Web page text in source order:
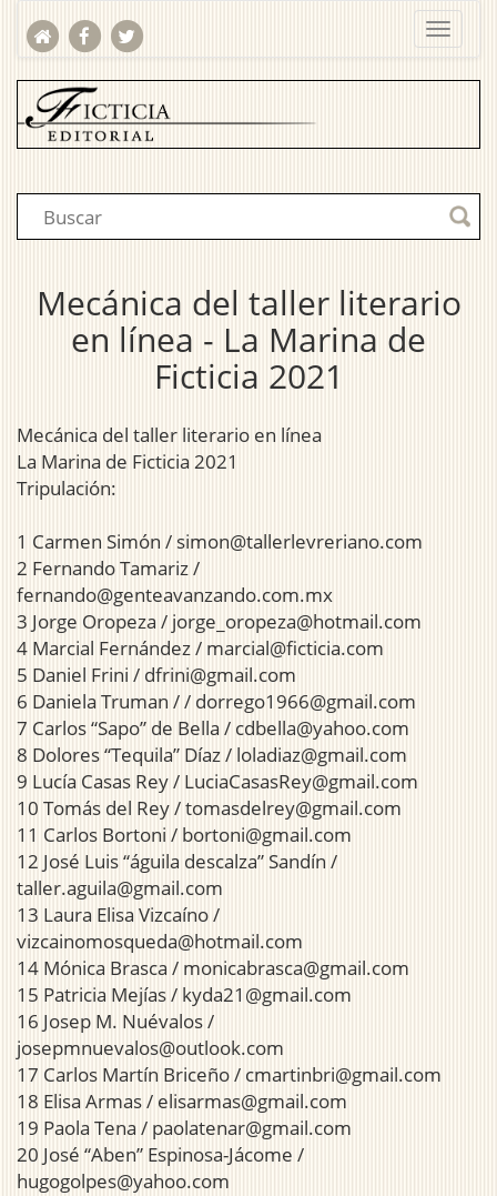
Mecánica del taller literario
en línea - La Marina de
Ficticia 2021
Mecánica del taller literario en línea
La Marina de Ficticia 2021
Tripulación:
1 Carmen Simón / simon@tallerlevreriano.com
2 Fernando Tamariz /
fernando@genteavanzando.com.mx
3 Jorge Oropeza / jorge_oropeza@hotmail.com
4 Marcial Fernández / marcial@ficticia.com
5 Daniel Frini / dfrini@gmail.com
6 Daniela Truman / / dorrego1966@gmail.com
7 Carlos “Sapo” de Bella / cdbella@yahoo.com
8 Dolores “Tequila” Díaz / loladiaz@gmail.com
9 Lucía Casas Rey / LuciaCasasRey@gmail.com
10 Tomás del Rey / tomasdelrey@gmail.com
11 Carlos Bortoni / bortoni@gmail.com
12 José Luis “águila descalza” Sandín /
taller.aguila@gmail.com
13 Laura Elisa Vizcaíno /
vizcainomosqueda@hotmail.com
14 Mónica Brasca / monicabrasca@gmail.com
15 Patricia Mejías / kyda21@gmail.com
16 Josep M. Nuévalos /
josepmnuevalos@outlook.com
17 Carlos Martín Briceño / cmartinbri@gmail.com
18 Elisa Armas / elisarmas@gmail.com
19 Paola Tena / paolatenar@gmail.com
20 José “Aben” Espinosa-Jácome /
hugogolpes@yahoo.com